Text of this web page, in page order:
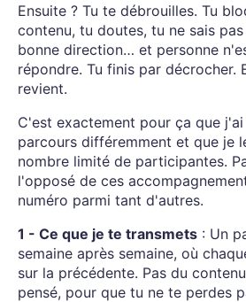
Ensuite ? Tu te débrouilles. Tu
contenu, tu doutes, tu ne sais
bonne direction… et personne
répondre. Tu finis par décrocher.
revient.
C'est exactement pour ça que
parcours différemment et que je
nombre limité de participantes.
l'opposé de ces
numéro parmi tant d'autres.
1 - Ce que je te transmets : Un
semaine après semaine, où
sur la précédente. Pas du
pensé, pour que tu ne te perdes